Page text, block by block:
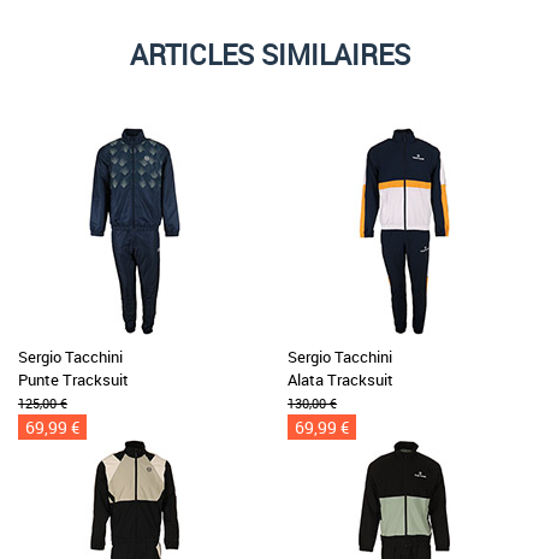
ARTICLES SIMILAIRES
Sergio Tacchini
Punte Tracksuit
125,00 €
69,99 €
Sergio Tacchini
Alata Tracksuit
130,00 €
69,99 €